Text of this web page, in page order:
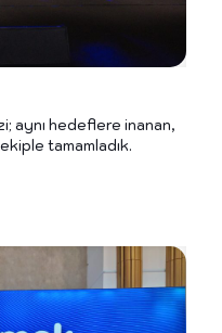
aynı hedeflere inanan,
tamamladık.